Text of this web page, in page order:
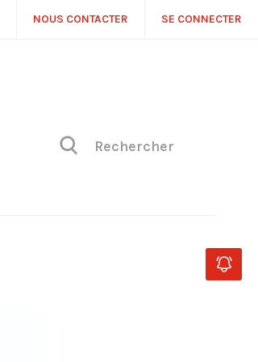
NOUS CONTACTER SE CONNECTER